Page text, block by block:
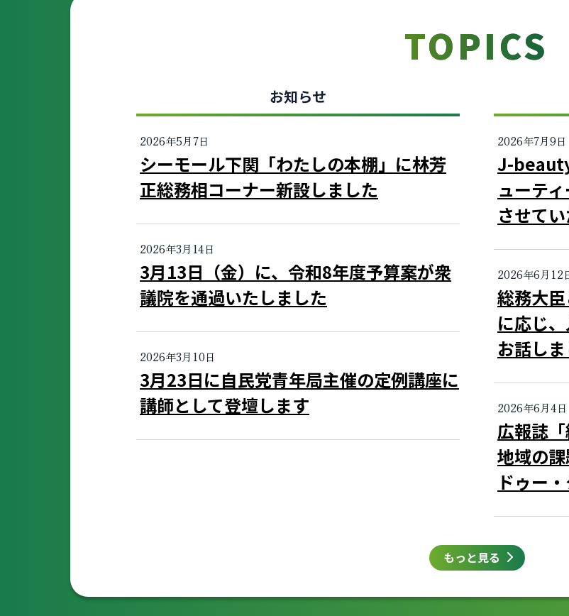
TOPICS
お知らせ
2026年5月7日
シーモール下関「わたしの本棚」に林芳
正総務相コーナー新設しました
2026年3月14日
3月13日（金）に、令和8年度予算案が衆
議院を通過いたしました
2026年3月10日
3月23日に自民党青年局主催の定例講座に
講師として登壇します
2026年7月9日
J-
ューテ
させて
2026年6月12
総務大
に応じ
お話し
2026年6月4日
広報誌
地域の
ドゥー
もっと見る